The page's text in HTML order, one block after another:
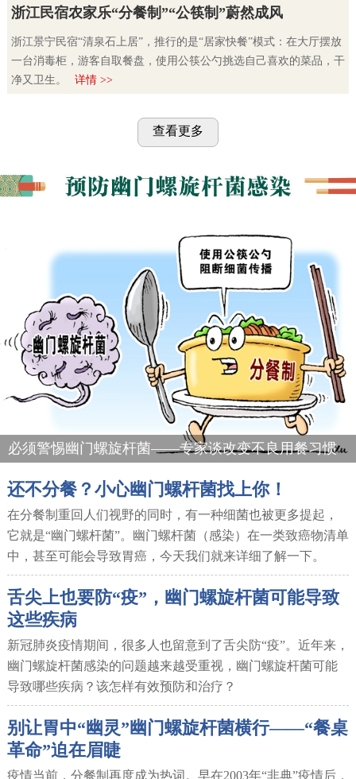
浙江民宿农家乐“分餐制”“公筷制”蔚然成风
浙江景宁民宿“清泉石上居”，推行的是“居家快餐”模式：在大厅摆放
一台消毒柜，游客自取餐盘，使用公筷公勺挑选自己喜欢的菜品，干
净又卫生。
详情 >>
查看更多
必须警惕幽门螺旋杆菌——专家谈改变不良用餐习惯
还不分餐？小心幽门螺杆菌找上你！
在分餐制重回人们视野的同时，有一种细菌也被更多提起，
它就是“幽门螺杆菌”。幽门螺杆菌（感染）在一类致癌物清单
中，甚至可能会导致胃癌，今天我们就来详细了解一下。
舌尖上也要防“疫”，幽门螺旋杆菌可能导致
这些疾病
新冠肺炎疫情期间，很多人也留意到了舌尖防“疫”。近年来，
幽门螺旋杆菌感染的问题越来越受重视，幽门螺旋杆菌可能
导致哪些疾病？该怎样有效预防和治疗？
别让胃中“幽灵”幽门螺旋杆菌横行——“餐桌
革命”迫在眉睫
疫情当前，分餐制再度成为热词。早在2003年“非典”疫情后，